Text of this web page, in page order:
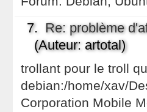
7. Re: problème
(Auteur: artotal)
trollant pour le troll
debian:/home/xav/
Corporation Mobile